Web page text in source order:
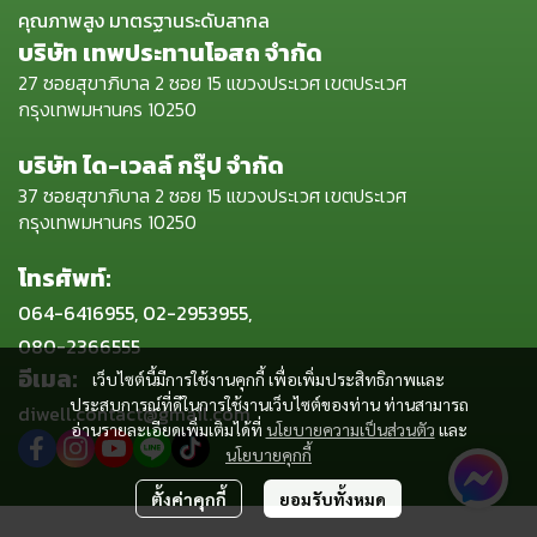
เว็บไซต์นี้มีการใช้งานคุกกี้ เพื่อเพิ่มประสิทธิภาพและ
ประสบการณ์ที่ดีในการใช้งานเว็บไซต์ของท่าน ท่านสามารถ
อ่านรายละเอียดเพิ่มเติมได้ที่ นโยบายความเป็นส่วนตัว และ
นโยบายคุกกี้
ตั้งค่าคุกกี้ ยอมรับทั้งหมด
คุณภาพสูง มาตรฐานระดับสากล
บริษัท เทพประทานโอสถ จำกัด
27 ซอยสุขาภิบาล 2 ซอย 15 แขวงประเวศ เขตประเวศ
กรุงเทพมหานคร 10250
บริษัท ได-เวลล์ กรุ๊ป จำกัด
37 ซอยสุขาภิบาล 2 ซอย 15 แขวงประเวศ เขตประเวศ
กรุงเทพมหานคร 10250
โทรศัพท์:
064-6416955, 02-2953955,
080-2366555
อีเมล:
diwell.contact@gmail.com